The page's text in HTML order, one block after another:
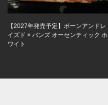
【2027年発売予定】ボーンアンドレ
イズド × バンズ オーセンティック ホ
ワイト